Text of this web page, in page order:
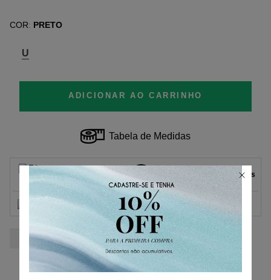
COR: PRETO
U
ADICIONAR AO CARRINHO
Tabela de Medidas
Parcelas
R$ 169,00 sem juros.
sem juros.
de R$ 56,33 sem juros.
de R$ 42,25 sem juros.
sem juros.